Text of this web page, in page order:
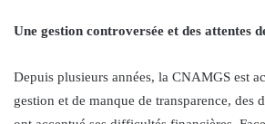
Une gestion controversée et des attentes
Depuis plusieurs années, la CNAMGS est
gestion et de manque de transparence, des